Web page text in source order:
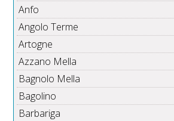
Anfo
Angolo Terme
Artogne
Azzano Mella
Bagnolo Mella
Bagolino
Barbariga